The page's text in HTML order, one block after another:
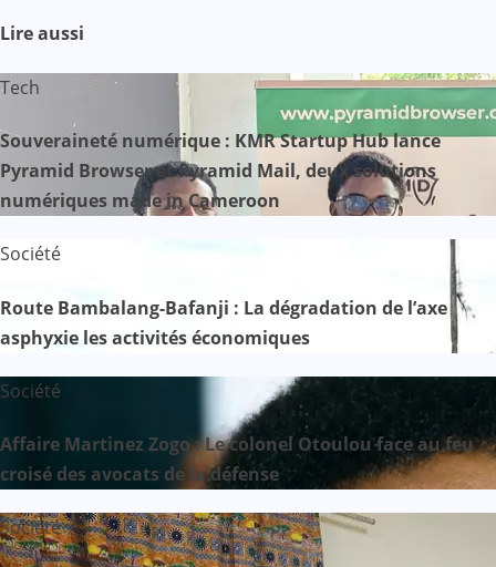
Lire aussi
Tech
Souveraineté numérique : KMR Startup Hub lance
Pyramid Browser et Pyramid Mail, deux solutions
numériques made in Cameroon
Société
Route Bambalang-Bafanji : La dégradation de l’axe
asphyxie les activités économiques
Société
Affaire Martinez Zogo : Le colonel Otoulou face au feu
croisé des avocats de la défense
Société